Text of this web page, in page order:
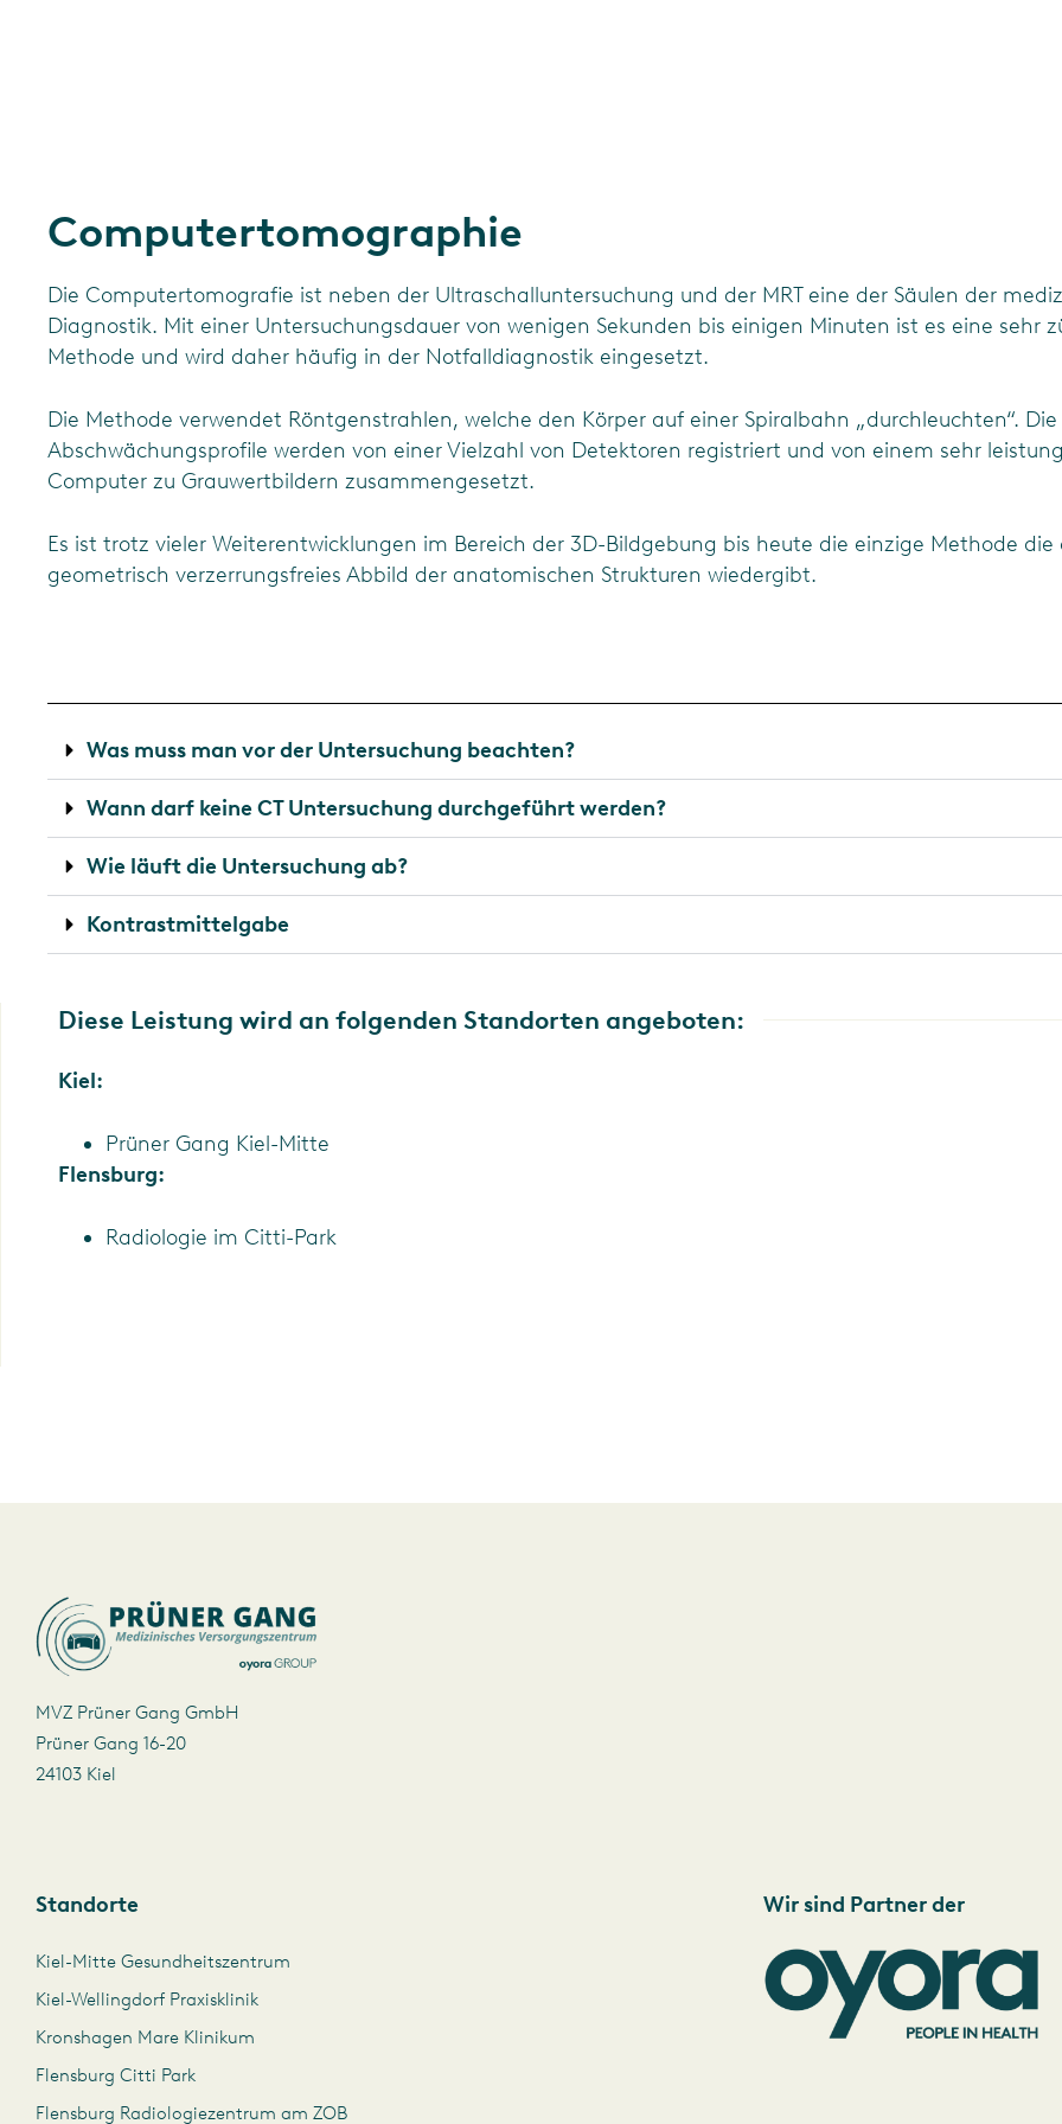
Computertomographie
Die Computertomografie ist neben der Ultraschalluntersuchung und der MRT eine der Säulen der
Diagnostik. Mit einer Untersuchungsdauer von wenigen Sekunden bis einigen Minuten ist es eine sehr
Methode und wird daher häufig in der Notfalldiagnostik eingesetzt.
Die Methode verwendet Röntgenstrahlen, welche den Körper auf einer Spiralbahn „durchleuchten“. Die
Abschwächungsprofile werden von einer Vielzahl von Detektoren registriert und von einem sehr
Computer zu Grauwertbildern zusammengesetzt.
Es ist trotz vieler Weiterentwicklungen im Bereich der 3D-Bildgebung bis heute die einzige Methode die
geometrisch verzerrungsfreies Abbild der anatomischen Strukturen wiedergibt.
Was muss man vor der Untersuchung beachten?
Wann darf keine CT Untersuchung durchgeführt werden?
Wie läuft die Untersuchung ab?
Kontrastmittelgabe
Diese Leistung wird an folgenden Standorten angeboten:
Kiel:
Prüner Gang Kiel-Mitte
Flensburg:
Radiologie im Citti-Park
MVZ Prüner Gang GmbH
Prüner Gang 16-20
24103 Kiel
Standorte
Kiel-Mitte Gesundheitszentrum
Kiel-Wellingdorf Praxisklinik
Kronshagen Mare Klinikum
Flensburg Citti Park
Flensburg Radiologiezentrum am ZOB
Wir sind Partner der